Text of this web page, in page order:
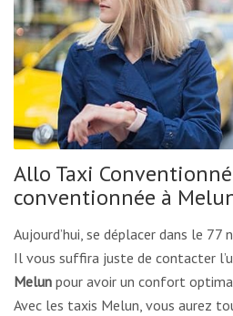
Allo Taxi
conventionnée à
Aujourd’hui, se déplacer dans le 77
Il vous suffira juste de contacter
Melun pour avoir un confort
Avec les taxis Melun, vous aurez